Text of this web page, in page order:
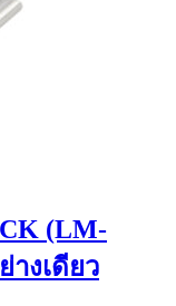
(LM-
างเดียว